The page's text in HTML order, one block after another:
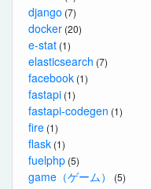
django (7)
docker (20)
e-stat (1)
elasticsearch (7)
facebook (1)
fastapi (1)
fastapi-codegen (1)
fire (1)
flask (1)
fuelphp (5)
game（ゲーム） (5)